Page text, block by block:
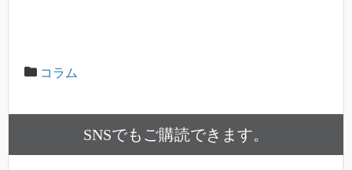
コラム
SNSでもご購読できます。